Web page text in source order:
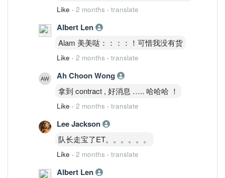
Like · 2 months · translate
Albert Len
Alam 美美哒：：：：！可惜我没有货
Like · 2 months · translate
Ah Choon Wong
拿到 contract , 好消息 ….. 哈哈哈 ！
Like · 2 months · translate
Lee Jackson
队长走宝了ET。。。。。。
Like · 2 months · translate
Albert Len